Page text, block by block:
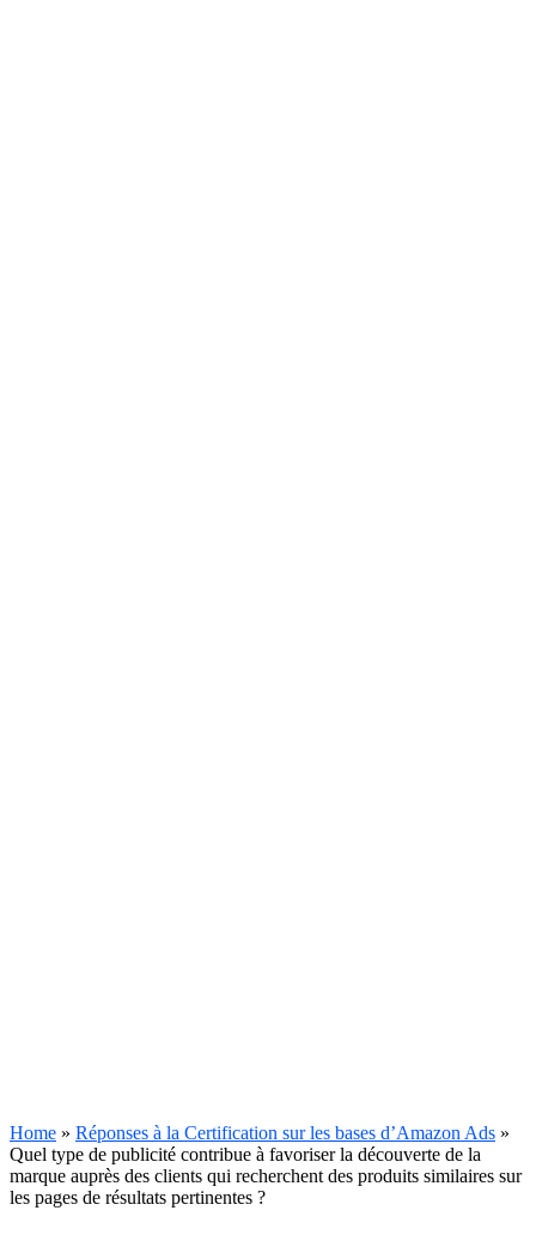
Home » Réponses à la Certification sur les bases d’Amazon Ads »
Quel type de publicité contribue à favoriser la découverte de la
marque auprès des clients qui recherchent des produits similaires sur
les pages de résultats pertinentes ?